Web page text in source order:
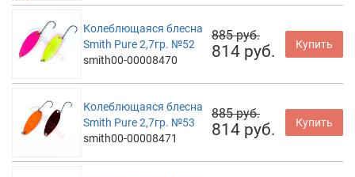
Колеблющаяся блесна
Smith Pure 2,7гр. №52
smith00-00008470
885 руб.
814 руб. Купить
Колеблющаяся блесна
Smith Pure 2,7гр. №53
smith00-00008471
885 руб.
814 руб. Купить